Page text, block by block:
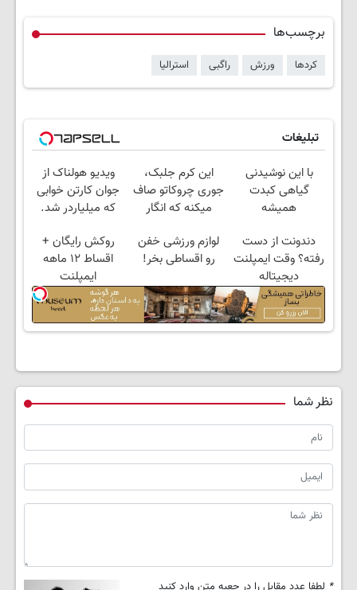
برچسب‌ها
کردها ورزش راگبی استرالیا
تبلیغات
با این نوشیدنی
گیاهی کبدت
همیشه
این کرم جلبک،
جوری چروکاتو صاف
میکنه که انگار
(تخفیف ویژه)
ویدیو هولناک از
جوان کارتن خوابی
که میلیاردر شد.
دندونت از دست
رفته؟ وقت ایمپلنت
دیجیتاله
لوازم ورزشی خفن
رو اقساطی بخر!
روکش رایگان +
اقساط ۱۲ ماهه
ایمپلنت
نظر شما
* لطفا عدد مقابل را در جعبه متن وارد کنید